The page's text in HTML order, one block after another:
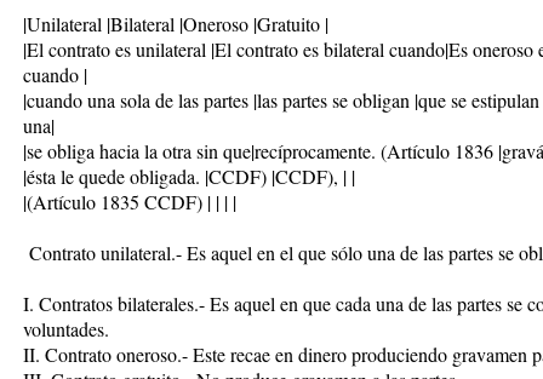
|Unilateral |Bilateral |Oneroso |Gratuito |
|El contrato es unilateral |El contrato es bilateral cuando|Es
cuando |
|cuando una sola de las partes |las partes se obligan |que se
una|
|se obliga hacia la otra sin que|recíprocamente. (Artículo 1836
|ésta le quede obligada. |CCDF) |CCDF), | |
|(Artículo 1835 CCDF) | | | |
Contrato unilateral.- Es aquel en el que sólo una de las partes se
I. Contratos bilaterales.- Es aquel en que cada una de las partes se
voluntades.
II. Contrato oneroso.- Este recae en dinero produciendo gravamen